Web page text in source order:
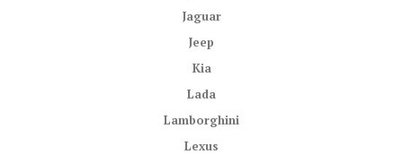
Jaguar
Jeep
Kia
Lada
Lamborghini
Lexus